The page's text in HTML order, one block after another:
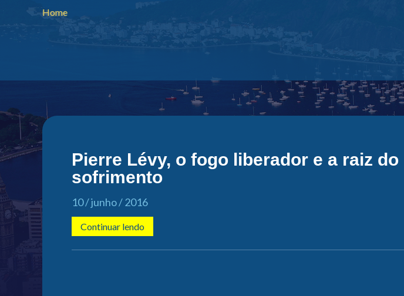
Home
Pierre Lévy, o fogo liberador e a raiz do
sofrimento
10 / junho / 2016
Continuar lendo